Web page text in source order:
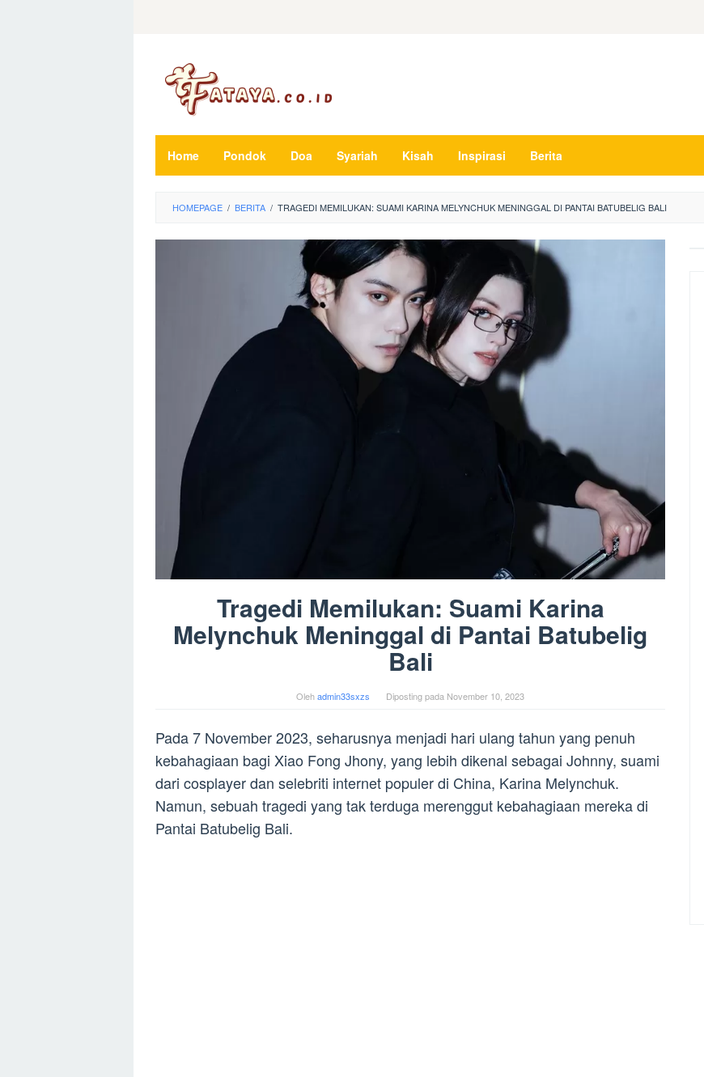
Home Pondok Doa Syariah Kisah Inspirasi Berita
HOMEPAGE / BERITA / TRAGEDI MEMILUKAN: SUAMI KARINA MELYNCHUK MENINGGAL DI PANTAI BATUBELIG BALI
Tragedi Memilukan: Suami Karina
Melynchuk Meninggal di Pantai Batubelig
Bali
Olehadmin33sxzs Diposting pada November 10, 2023
Pada 7 November 2023, seharusnya menjadi hari ulang tahun yang penuh
kebahagiaan bagi Xiao Fong Jhony, yang lebih dikenal sebagai Johnny, suami
dari cosplayer dan selebriti internet populer di China, Karina Melynchuk.
Namun, sebuah tragedi yang tak terduga merenggut kebahagiaan mereka di
Pantai Batubelig Bali.